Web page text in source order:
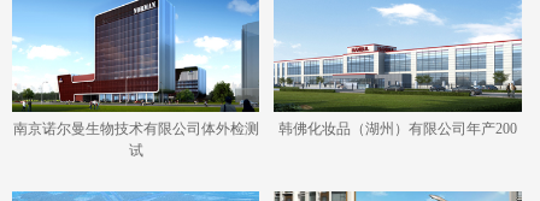
南京诺尔曼生物技术有限公司体外检测
试
韩佛化妆品（湖州）有限公司年产200